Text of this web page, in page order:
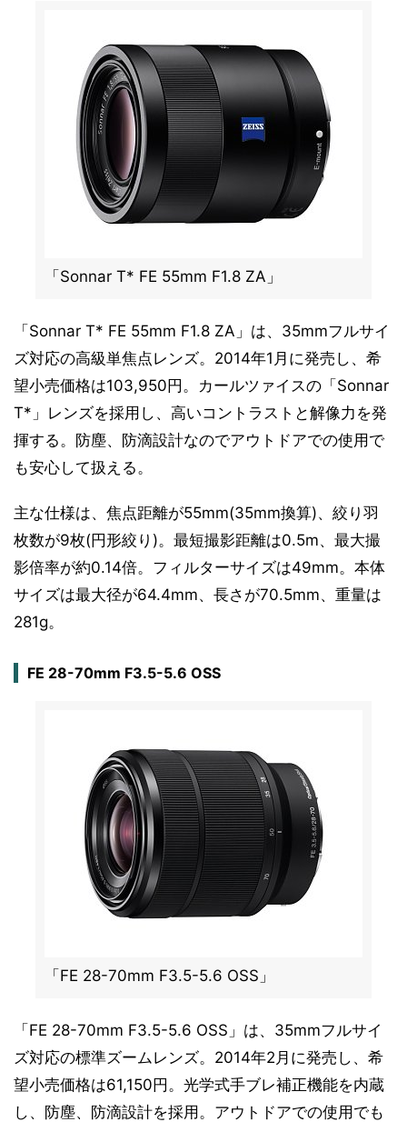
「Sonnar T* FE 55mm F1.8 ZA」
「Sonnar T* FE 55mm F1.8 ZA」は、35mmフルサイ
ズ対応の高級単焦点レンズ。2014年1月に発売し、希
望小売価格は103,950円。カールツァイスの「Sonnar
T*」レンズを採用し、高いコントラストと解像力を発
揮する。防塵、防滴設計なのでアウトドアでの使用で
も安心して扱える。
主な仕様は、焦点距離が55mm(35mm換算)、絞り羽
枚数が9枚(円形絞り)。最短撮影距離は0.5m、最大撮
影倍率が約0.14倍。フィルターサイズは49mm。本体
サイズは最大径が64.4mm、長さが70.5mm、重量は
281g。
FE 28-70mm F3.5-5.6 OSS
「FE 28-70mm F3.5-5.6 OSS」
「FE 28-70mm F3.5-5.6 OSS」は、35mmフルサイ
ズ対応の標準ズームレンズ。2014年2月に発売し、希
望小売価格は61,150円。光学式手ブレ補正機能を内蔵
し、防塵、防滴設計を採用。アウトドアでの使用でも